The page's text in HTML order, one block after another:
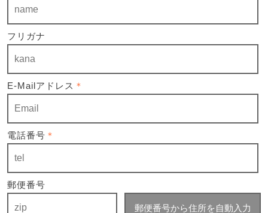
フリガナ
E-Mailアドレス ＊
電話番号 ＊
郵便番号
郵便番号から住所を自動入力